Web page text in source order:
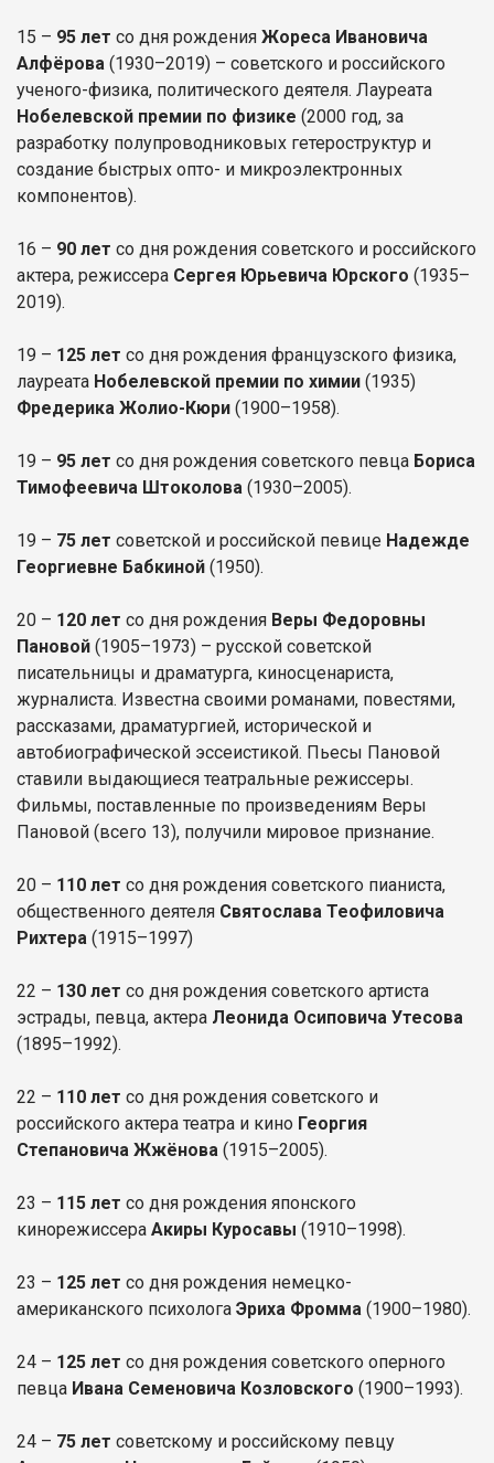
15 – 95 лет со дня рождения Жореса Ивановича
Алфёрова (1930–2019) – советского и российского
ученого-физика, политического деятеля. Лауреата
Нобелевской премии по физике (2000 год, за
разработку полупроводниковых гетероструктур и
создание быстрых опто- и микроэлектронных
компонентов).
16 – 90 лет со дня рождения советского и российского
актера, режиссера Сергея Юрьевича Юрского (1935–
2019).
19 – 125 лет со дня рождения французского физика,
лауреата Нобелевской премии по химии (1935)
Фредерика Жолио-Кюри (1900–1958).
19 – 95 лет со дня рождения советского певца Бориса
Тимофеевича Штоколова (1930–2005).
19 – 75 лет советской и российской певице Надежде
Георгиевне Бабкиной (1950).
20 – 120 лет со дня рождения Веры Федоровны
Пановой (1905–1973) – русской советской
писательницы и драматурга, киносценариста,
журналиста. Известна своими романами, повестями,
рассказами, драматургией, исторической и
автобиографической эссеистикой. Пьесы Пановой
ставили выдающиеся театральные режиссеры.
Фильмы, поставленные по произведениям Веры
Пановой (всего 13), получили мировое признание.
20 – 110 лет со дня рождения советского пианиста,
общественного деятеля Святослава Теофиловича
Рихтера (1915–1997)
22 – 130 лет со дня рождения советского артиста
эстрады, певца, актера Леонида Осиповича Утесова
(1895–1992).
22 – 110 лет со дня рождения советского и
российского актера театра и кино Георгия
Степановича Жжёнова (1915–2005).
23 – 115 лет со дня рождения японского
кинорежиссера Акиры Куросавы (1910–1998).
23 – 125 лет со дня рождения немецко-
американского психолога Эриха Фромма (1900–1980).
24 – 125 лет со дня рождения советского оперного
певца Ивана Семеновича Козловского (1900–1993).
24 – 75 лет советскому и российскому певцу